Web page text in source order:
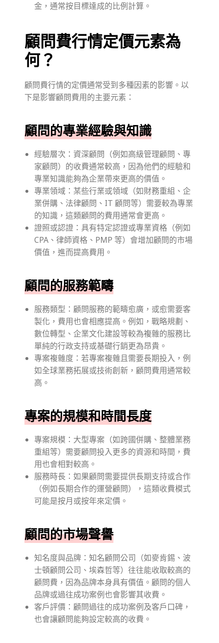
金，通常按目標達成的比例計算。
顧問費行情定價元素為
何？
顧問費行情的定價通常受到多種因素的影響。以
下是影響顧問費用的主要元素：
顧問的專業經驗與知識
經驗層次：資深顧問（例如高級管理顧問、專
家顧問）的收費通常較高，因為他們的經驗和
專業知識能夠為企業帶來更高的價值。
專業領域：某些行業或領域（如財務重組、企
業併購、法律顧問、IT 顧問等）需要較為專業
的知識，這類顧問的費用通常會更高。
證照或認證：具有特定認證或專業資格（例如
CPA、律師資格、PMP 等）會增加顧問的市場
價值，進而提高費用。
顧問的服務範疇
服務類型：顧問服務的範疇愈廣，或愈需要客
製化，費用也會相應提高。例如，戰略規劃、
數位轉型、企業文化建設等較為複雜的服務比
單純的行政支持或基礎行銷更為昂貴。
專案複雜度：若專案複雜且需要長期投入，例
如全球業務拓展或技術創新，顧問費用通常較
高。
專案的規模和時間長度
專案規模：大型專案（如跨國併購、整體業務
重組等）需要顧問投入更多的資源和時間，費
用也會相對較高。
服務時長：如果顧問需要提供長期支持或合作
（例如長期合作的運營顧問），這類收費模式
可能是按月或按年來定價。
顧問的市場聲譽
知名度與品牌：知名顧問公司（如麥肯錫、波
士頓顧問公司、埃森哲等）往往能收取較高的
顧問費，因為品牌本身具有價值。顧問的個人
品牌或過往成功案例也會影響其收費。
客戶評價：顧問過往的成功案例及客戶口碑，
也會讓顧問能夠設定較高的收費。